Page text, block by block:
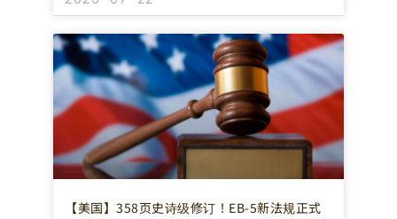
【美国】358页史诗级修订！EB-5新法规正式